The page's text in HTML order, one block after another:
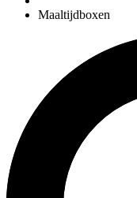
Maaltijdboxen